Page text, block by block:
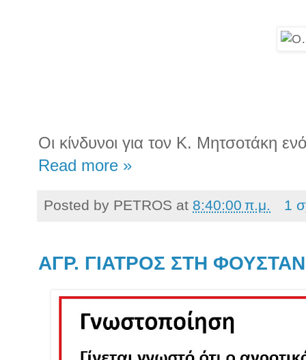
Οι κίνδυνοι για τον Κ. Μητσοτάκη
Read more »
Posted by PETROS at 8:40:00 π.μ. 1
ΑΓΡ. ΓΙΑΤΡΟΣ ΣΤΗ